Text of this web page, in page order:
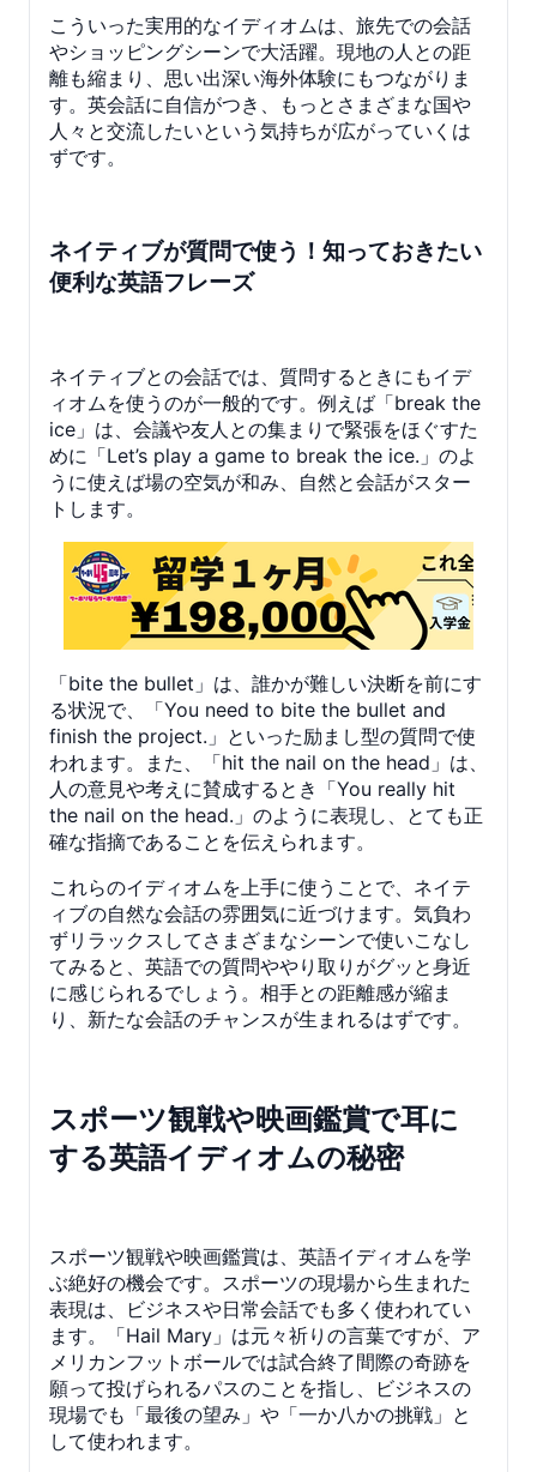
こういった実用的なイディオムは、旅先での会話
やショッピングシーンで大活躍。現地の人との距
離も縮まり、思い出深い海外体験にもつながりま
す。英会話に自信がつき、もっとさまざまな国や
人々と交流したいという気持ちが広がっていくは
ずです。
ネイティブが質問で使う！知っておきたい
便利な英語フレーズ
ネイティブとの会話では、質問するときにもイデ
ィオムを使うのが一般的です。例えば「break the
ice」は、会議や友人との集まりで緊張をほぐすた
めに「Let’s play a game to break the ice.」のよ
うに使えば場の空気が和み、自然と会話がスター
トします。
「bite the bullet」は、誰かが難しい決断を前にす
る状況で、「You need to bite the bullet and
finish the project.」といった励まし型の質問で使
われます。また、「hit the nail on the head」は、
人の意見や考えに賛成するとき「You really hit
the nail on the head.」のように表現し、とても正
確な指摘であることを伝えられます。
これらのイディオムを上手に使うことで、ネイテ
ィブの自然な会話の雰囲気に近づけます。気負わ
ずリラックスしてさまざまなシーンで使いこなし
てみると、英語での質問ややり取りがグッと身近
に感じられるでしょう。相手との距離感が縮ま
り、新たな会話のチャンスが生まれるはずです。
スポーツ観戦や映画鑑賞で耳に
する英語イディオムの秘密
スポーツ観戦や映画鑑賞は、英語イディオムを学
ぶ絶好の機会です。スポーツの現場から生まれた
表現は、ビジネスや日常会話でも多く使われてい
ます。「Hail Mary」は元々祈りの言葉ですが、ア
メリカンフットボールでは試合終了間際の奇跡を
願って投げられるパスのことを指し、ビジネスの
現場でも「最後の望み」や「一か八かの挑戦」と
して使われます。